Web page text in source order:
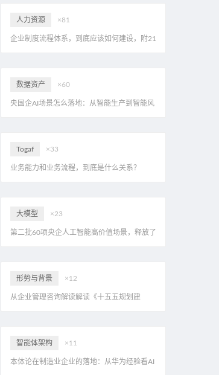
人力资源 ×81
企业制度流程体系，到底应该如何建设，附21
数据资产 ×60
央国企AI场景怎么落地：从智能生产到智能风
Togaf ×33
业务能力和业务流程，到底是什么关系？
大模型 ×23
第二批60项央企人工智能高价值场景，释放了
形势与背景 ×12
从企业管理咨询解读解读《十五五规划建
智能体架构 ×11
本体论在制造业企业的落地：从华为经验看AI